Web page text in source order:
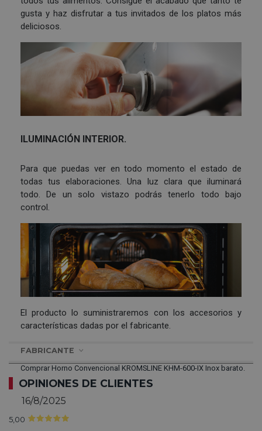
gusta y haz disfrutar a tus invitados de los platos más
deliciosos.
ILUMINACIÓN INTERIOR.
Para que puedas ver en todo momento el estado de
todas tus elaboraciones. Una luz clara que iluminará
todo. De un solo vistazo podrás tenerlo todo bajo
control.
El producto lo suministraremos con los accesorios y
características dadas por el fabricante.
FABRICANTE
Comprar Horno Convencional KROMSLINE KHM-600-IX Inox barato.
OPINIONES DE CLIENTES
16/8/2025
5,00